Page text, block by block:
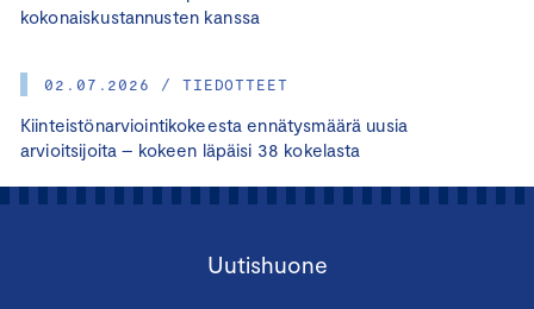
kokonaiskustannusten kanssa
02.07.2026 / TIEDOTTEET
Kiinteistönarviointikokeesta ennätysmäärä uusia
arvioitsijoita – kokeen läpäisi 38 kokelasta
Uutishuone